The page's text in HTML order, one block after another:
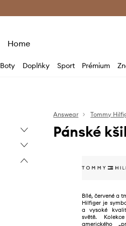
Doručení a
Home
Boty Doplňky Sport Prémium
Answear Tommy
Pánské
Bílé, červené a
Hilfiger je
a vysoké
světě.
amerického